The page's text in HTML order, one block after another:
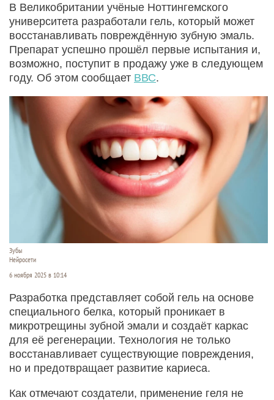
В Великобритании учёные Ноттингемского
университета разработали гель, который может
восстанавливать повреждённую зубную эмаль.
Препарат успешно прошёл первые испытания и,
возможно, поступит в продажу уже в следующем
году. Об этом сообщает ВВС.
Зубы
Нейросети
6 ноября 2025 в 10:14
Разработка представляет собой гель на основе
специального белка, который проникает в
микротрещины зубной эмали и создаёт каркас
для её регенерации. Технология не только
восстанавливает существующие повреждения,
но и предотвращает развитие кариеса.
Как отмечают создатели, применение геля не